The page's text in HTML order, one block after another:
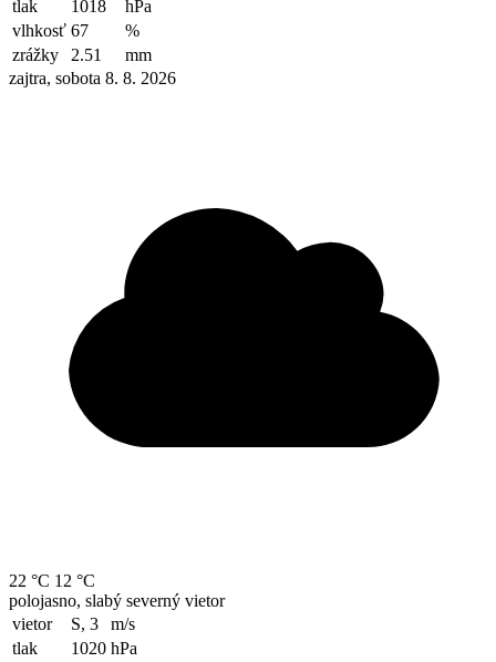
tlak 1018
hPa
vlhkosť 67
%
zrážky
2.51
mm
zajtra, sobota 8. 8. 2026
22 °C 12 °C
polojasno, slabý severný vietor
vietor
S, 3
m/s
tlak
1020 hPa